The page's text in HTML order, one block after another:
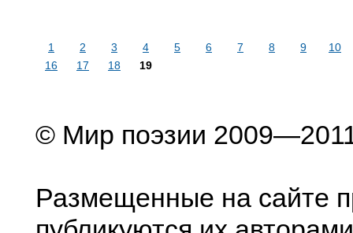
1 2 3 4 5 6 7 8 9
10
16
17 18 19
© Мир поэзии
Размещенные на сайте